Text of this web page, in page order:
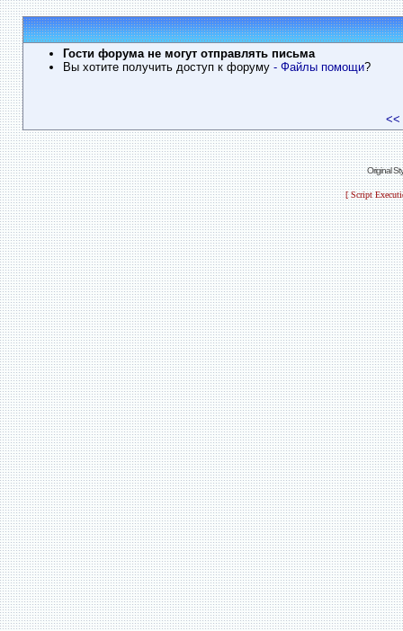
Гости форума не могут отправлять письма
Вы хотите получить доступ к форуму - Файлы помощи?
<<
Original
[ Script